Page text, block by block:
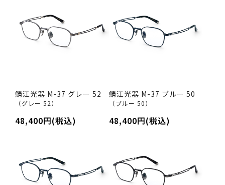
鯖江光器 M-37 グレー 52
（グレー 52）
48,400円(税込)
鯖江光器 M-37 ブルー 50
（ブルー 50）
48,400円(税込)